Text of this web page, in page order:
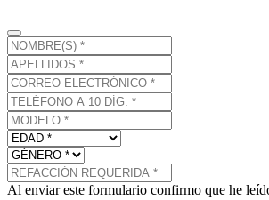
Al enviar este formulario confirmo que he